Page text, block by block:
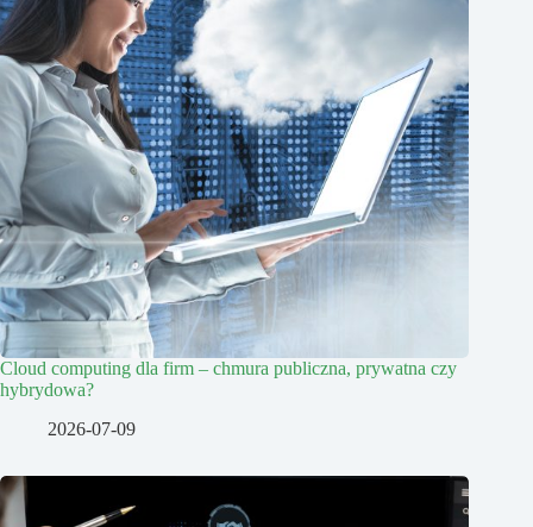
Cloud computing dla firm – chmura publiczna, prywatna czy
hybrydowa?
2026-07-09